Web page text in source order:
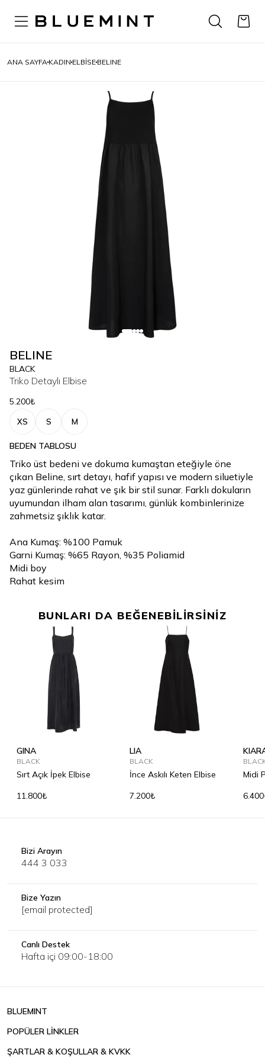
ANA SAYFA KADIN ELBISE BELINE
BELINE
BLACK
Triko Detaylı Elbise
5.200₺
XS S M
BEDEN TABLOSU
Triko üst bedeni ve dokuma kumaştan eteğiyle öne
çıkan Beline, sırt detayı, hafif yapısı ve modern siluetiyle
yaz günlerinde rahat ve şık bir stil sunar. Farklı dokuların
uyumundan ilham alan tasarımı, günlük kombinlerinize
zahmetsiz şıklık katar.
Ana Kumaş: %100 Pamuk
Garni Kumaş: %65 Rayon, %35 Poliamid
Midi boy
Rahat kesim
BUNLARI DA BEĞENEBİLİRSİNİZ
GINA
BLACK
Sırt Açık İpek Elbise
11.800₺
LIA
BLACK
İnce Askılı Keten Elbise
7.200₺
Midi
Bizi Arayın
444 3 033
Bize Yazın
[email protected]
Canlı Destek
Hafta içi 09:00-18:00
BLUEMINT
POPÜLER LİNKLER
ŞARTLAR & KOŞULLAR & KVKK